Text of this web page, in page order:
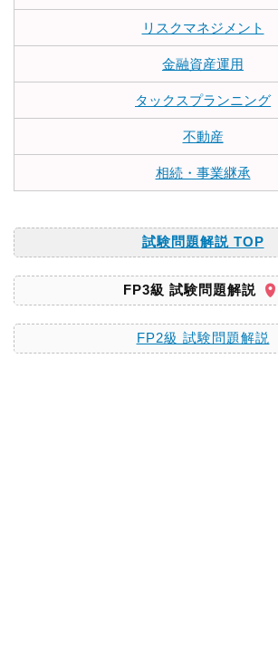
リスクマネジメント
金融資産運用
タックスプランニング
不動産
相続・事業継承
試験問題解説 TOP
FP3級 試験問題解説
FP2級 試験問題解説